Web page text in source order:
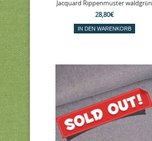
Jacquard Rippenmuster waldgrün
28,80€